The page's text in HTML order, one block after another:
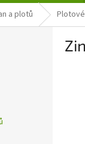
materiál
a plotů